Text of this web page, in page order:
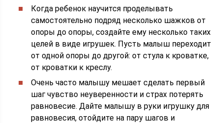
Когда ребенок научится проделывать
самостоятельно подряд несколько шажков от
опоры до опоры, создайте ему несколько таких
целей в виде игрушек. Пусть малыш переходит
от одной опоры до другой: от стула к кроватке,
от кроватки к креслу.
Очень часто малышу мешает сделать первый
шаг чувство неуверенности и страх потерять
равновесие. Дайте малышу в руки игрушку для
равновесия, отойдите на пару шагов и